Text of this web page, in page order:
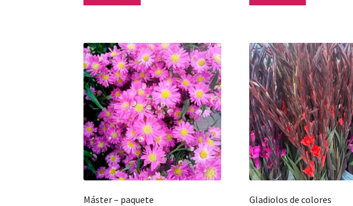
Máster – paquete Gladiolos de colores